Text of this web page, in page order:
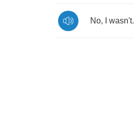
No, wasn't.